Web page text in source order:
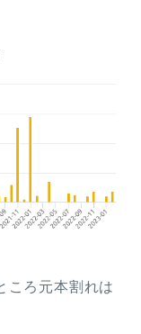
ころ元本割れは